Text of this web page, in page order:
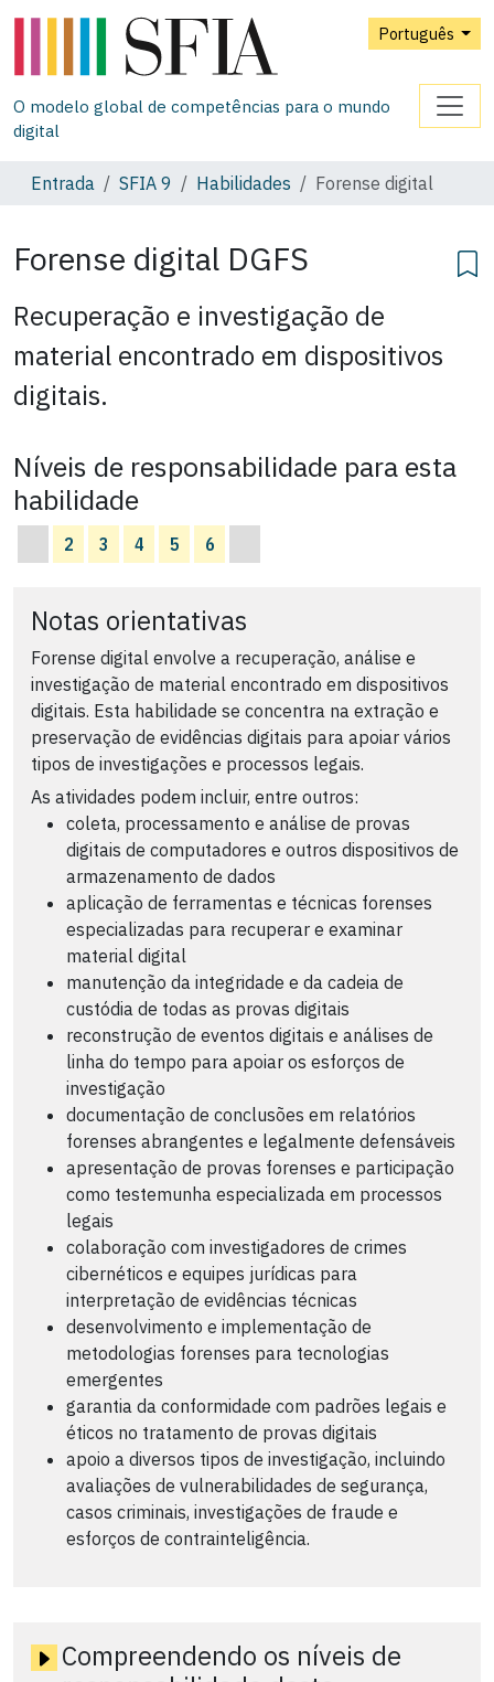
Português
O modelo global de competências para o mundo
digital
Entrada SFIA 9 Habilidades Forense digital
Forense digital DGFS
Recuperação e investigação de
material encontrado em dispositivos
digitais.
Níveis de responsabilidade para esta
habilidade
2 3 4 5 6
Notas orientativas
Forense digital envolve a recuperação, análise e
investigação de material encontrado em dispositivos
digitais. Esta habilidade se concentra na extração e
preservação de evidências digitais para apoiar vários
tipos de investigações e processos legais.
As atividades podem incluir, entre outros:
coleta, processamento e análise de provas
digitais de computadores e outros dispositivos de
armazenamento de dados
aplicação de ferramentas e técnicas forenses
especializadas para recuperar e examinar
material digital
manutenção da integridade e da cadeia de
custódia de todas as provas digitais
reconstrução de eventos digitais e análises de
linha do tempo para apoiar os esforços de
investigação
documentação de conclusões em relatórios
forenses abrangentes e legalmente defensáveis
apresentação de provas forenses e participação
como testemunha especializada em processos
legais
colaboração com investigadores de crimes
cibernéticos e equipes jurídicas para
interpretação de evidências técnicas
desenvolvimento e implementação de
metodologias forenses para tecnologias
emergentes
garantia da conformidade com padrões legais e
éticos no tratamento de provas digitais
apoio a diversos tipos de investigação, incluindo
avaliações de vulnerabilidades de segurança,
casos criminais, investigações de fraude e
esforços de contrainteligência.
Compreendendo os níveis de